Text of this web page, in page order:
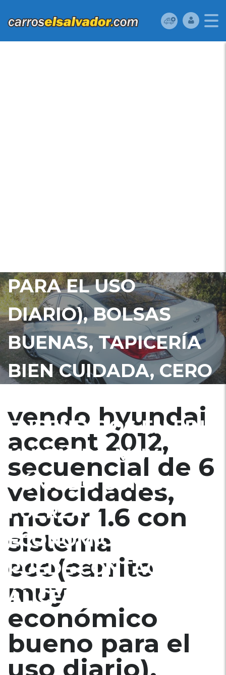
PARA EL USO
DIARIO), BOLSAS
BUENAS, TAPICERÍA
BIEN CUIDADA, CERO
ENCENDIDOS EN FIN
UN CARRO MUY
CÓMODO CON BUENA
FUERZA Y
ECONÓMICO, ME
PUEDE CONTACTAR
AL CEL/WAP74510010
vendo hyundai
accent 2012,
secuencial de 6
velocidades,
motor 1.6 con
sistema
eco(carrito
muy
económico
bueno para el
uso diario),